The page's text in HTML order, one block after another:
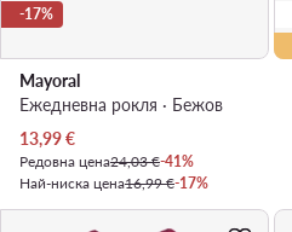
-17%
Mayoral
Ежедневна рокля · Бежов
Актуална цена
13,99€
Редовна цена24,03 €-41%
Най-ниска цена16,99 €-17%